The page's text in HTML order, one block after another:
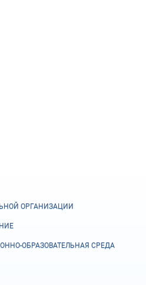
ОРГАНИЗАЦИИ
ОБРАЗОВАТЕЛЬНАЯ СРЕДА